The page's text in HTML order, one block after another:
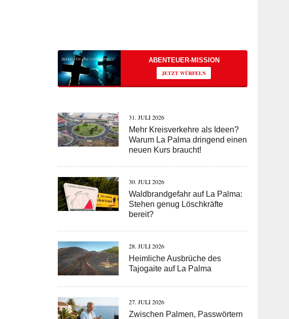
ABENTEUER-MISSION
JETZT WÜRFELN
31. JULI 2026
Mehr Kreisverkehre als Ideen?
Warum La Palma dringend einen
neuen Kurs braucht!
30. JULI 2026
Waldbrandgefahr auf La Palma:
Stehen genug Löschkräfte
bereit?
28. JULI 2026
Heimliche Ausbrüche des
Tajogaite auf La Palma
27. JULI 2026
Zwischen Palmen, Passwörtern